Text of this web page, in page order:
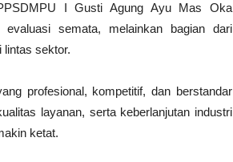
I Gusti Agung Ayu Mas Oka
semata, melainkan bagian dari
lintas sektor.
profesional, kompetitif, dan berstandar
layanan, serta keberlanjutan industri
ketat.